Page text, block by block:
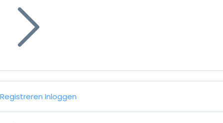
Registreren Inloggen